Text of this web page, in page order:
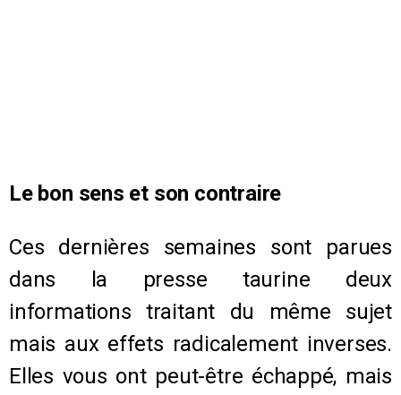
Le bon sens et son contraire
Ces dernières semaines sont parues
dans la presse taurine deux
informations traitant du même sujet
mais aux effets radicalement inverses.
Elles vous ont peut-être échappé, mais